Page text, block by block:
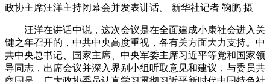
政协主席汪洋主持闭幕会并发表讲话。 新华社记者 鞠鹏 摄
汪洋在讲话中说，这次会议是在全面建成小康社会进入关
键之年召开的，中共中央高度重视，各有关方面大力支持。中
共中央总书记、国家主席、中央军委主席习近平等党和国家领
导同志，出席会议并深入界别小组听取意见和建议，与委员共